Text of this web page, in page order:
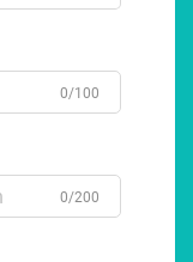
0/100
0/200